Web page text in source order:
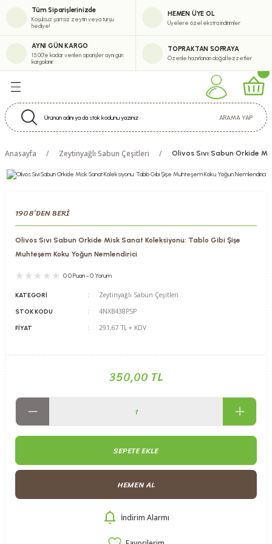
Tüm Siparişlerinizde
Koşulsuz şartsız zeytin veya turşu
hediye!
HEMEN ÜYE OL
Üyelere özel ekstra indirimler
AYNI GÜN KARGO
15:00'e kadar verilen siparişler aynı gün
kargolanır
TOPRAKTAN SOFRAYA
Özenle hazırlanan doğal lezzetler
ARAMA YAP
Zeytinyağı Serisi
Çeşitleri
Çeşitleri
Anasayfa Zeytinyağlı Sabun Çeşitleri Olivos Sıvı Sabun Orkide
1908’DEN BERİ
Olivos Sıvı Sabun Orkide Misk Sanat Koleksiyonu: Tablo Gibi Şişe
Muhteşem Koku Yoğun Nemlendirici
0.0 Puan - 0 Yorum
KATEGORI Zeytinyağlı Sabun Çeşitleri
STOK KODU 4NXB438PSP
FIYAT 291,67 TL + KDV
350,00 TL
SEPETE EKLE
HEMEN AL
İndirim Alarmı